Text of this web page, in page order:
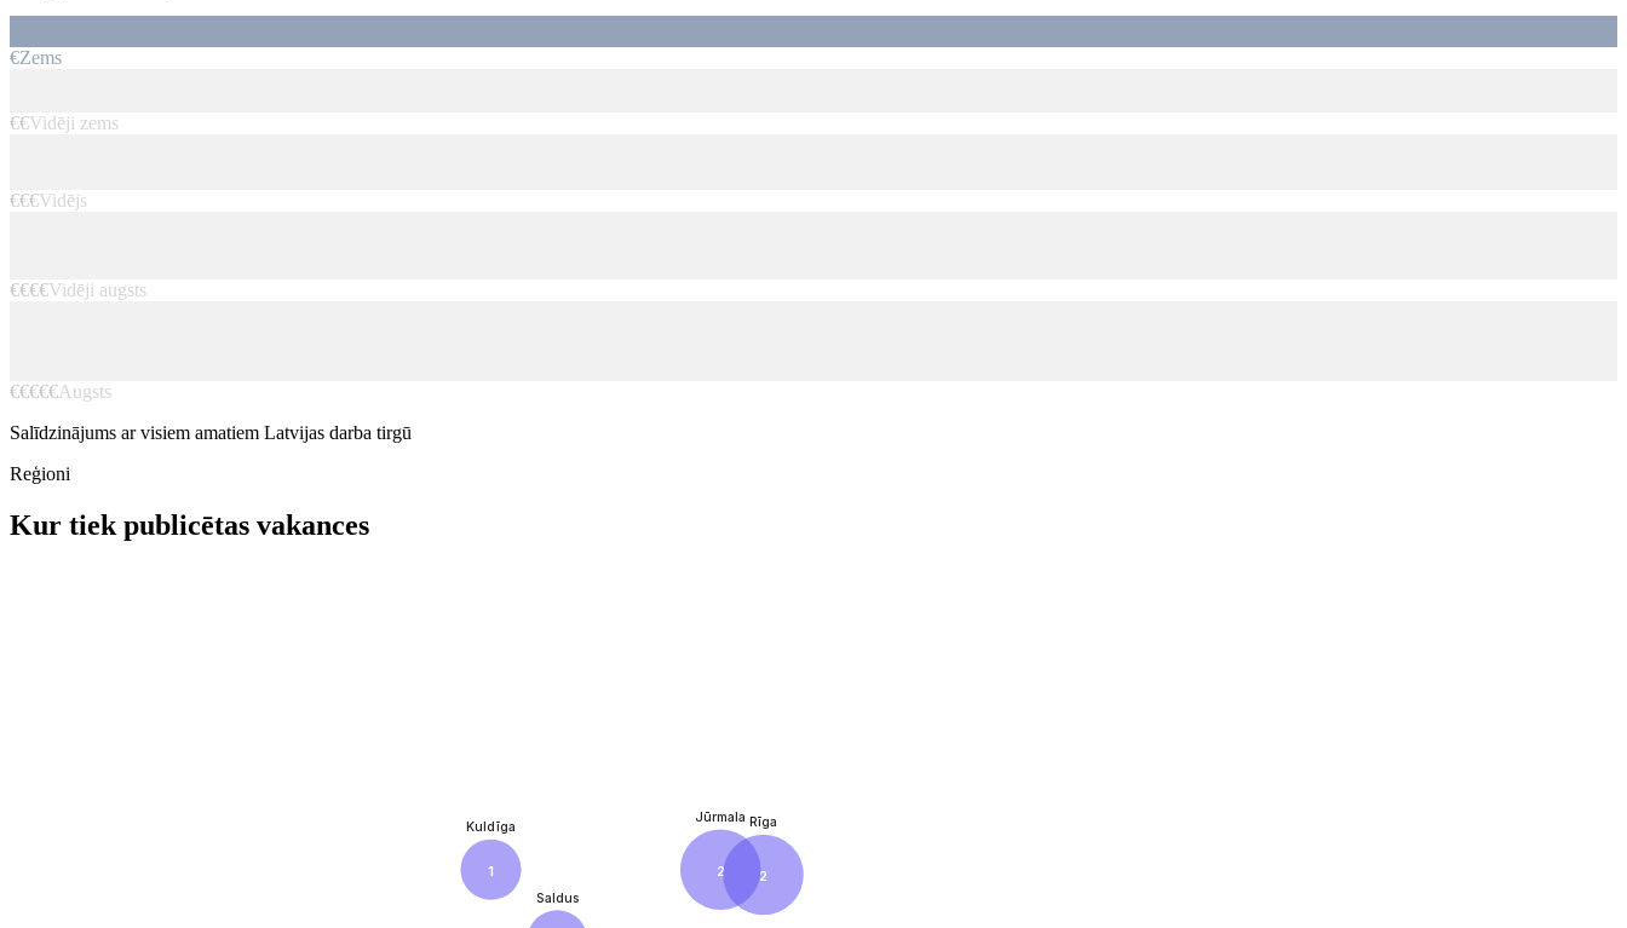
€Zems
€€Vidēji zems
€€€Vidējs
€€€€Vidēji augsts
€€€€€Augsts
Salīdzinājums ar visiem amatiem Latvijas darba tirgū
Reģioni
Kur tiek publicētas vakances
Saldus
1
Kuldīga
2
Jūrmala
2
Rīga